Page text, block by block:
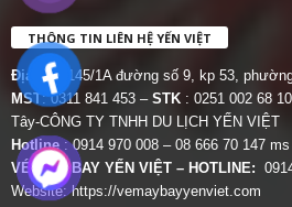
THÔNG TIN LIÊN HỆ YẾN VIỆT
Địa chỉ:
145/1A đường số 9, kp 53,
MST: 0311 841 453 – STK : 0251 002 68
Tây-CÔNG TY TNHH DU LỊCH YẾN VIỆT
Hotline : 0914 970 008 – 08 666 70 147
VÉ MÁY BAY YẾN VIỆT – HOTLINE:
Website:https://vemaybayyenviet.com